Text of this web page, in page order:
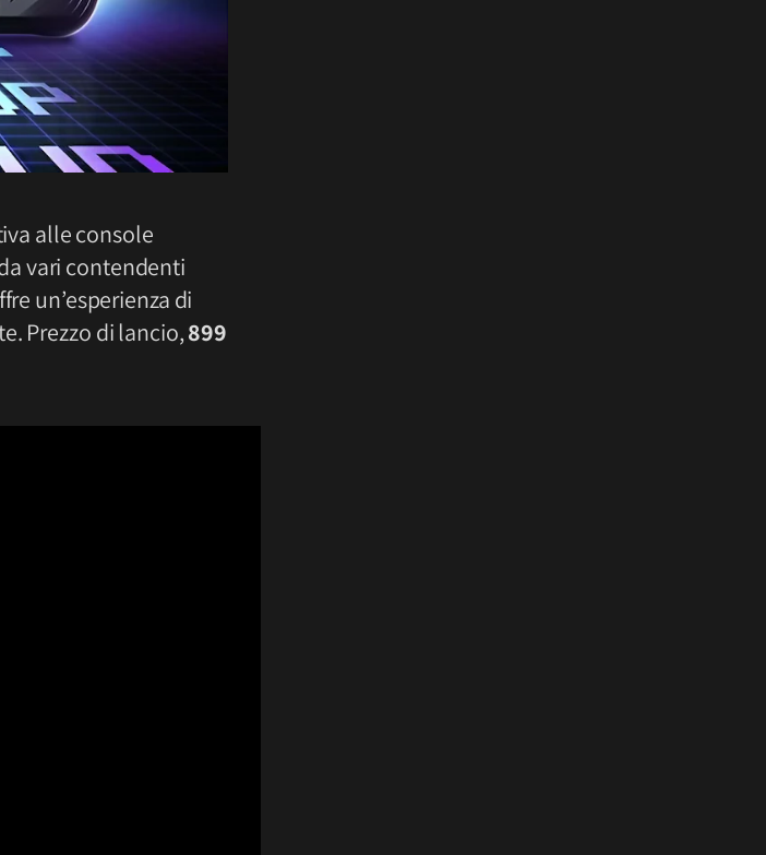
alle console
vari contendenti
un’esperienza di
Prezzo di lancio,899